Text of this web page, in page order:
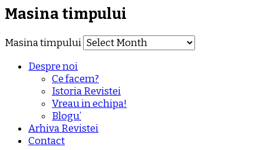
Masina timpului
Masina timpului
Despre noi
Ce facem?
Istoria Revistei
Vreau in echipa!
Blogu’
Arhiva Revistei
Contact